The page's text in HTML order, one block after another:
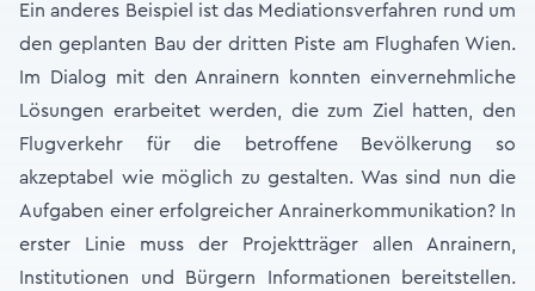
Ein anderes Beispiel ist das Mediationsverfahren rund um
den geplanten Bau der dritten Piste am Flughafen Wien.
Im Dialog mit den Anrainern konnten einvernehmliche
Lösungen erarbeitet werden, die zum Ziel hatten, den
Flugverkehr für die betroffene Bevölkerung so
akzeptabel wie möglich zu gestalten. Was sind nun die
Aufgaben einer erfolgreicher Anrainerkommunikation? In
erster Linie muss der Projektträger allen Anrainern,
Institutionen und Bürgern Informationen bereitstellen.